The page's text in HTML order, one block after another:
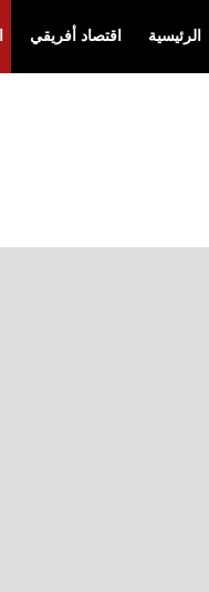
الرئيسية اقتصاد أفريقي